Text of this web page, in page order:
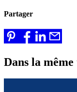
Partager
Dans la